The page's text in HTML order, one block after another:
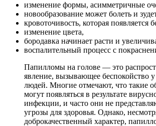
изменение формы, асимметричные
новообразование может болеть и
кровоточивость, которая появляется
изменение цвета,
бородавка начинает расти и
воспалительный процесс с
Папилломы на голове — это
явление, вызывающее беспокойство
людей. Многие отмечают, что такие
могут появляться в результате
инфекции, и часто они не
угрозы для здоровья. Однако,
доброкачественный характер,